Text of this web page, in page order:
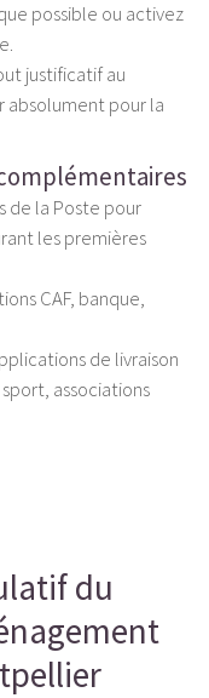
possible ou activez
justificatif au
pour la
de la Poste pour
les premières
CAF, banque,
de livraison
associations
du